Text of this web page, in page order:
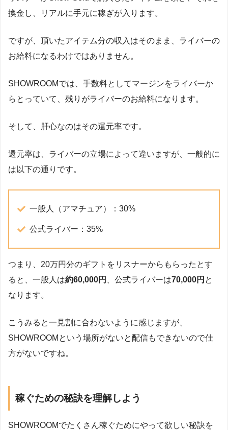
換金し、リアルに手元に稼ぎが入ります。
ですが、頂いたアイテム分の収入はそのまま、ライバーの
お給料になるわけではありません。
SHOWROOMでは、手数料としてマージンをライバーか
らとっていて、残りがライバーのお給料になります。
そして、肝心なのはその還元率です。
還元率は、ライバーの立場によって違いますが、一般的に
は以下の通りです。
一般人（アマチュア）：30%
公式ライバー：35%
つまり、20万円分のギフトをリスナーからもらったとす
ると、一般人は約60,000円 、公式ライバーは70,000円 と
なります。
こうみると一見割に合わないように感じますが、
SHOWROOMという場所がないと配信もできないので仕
方がないですね。
稼ぐための秘訣を理解しよう
SHOWROOMでたくさん稼ぐためにやって欲しい秘訣を